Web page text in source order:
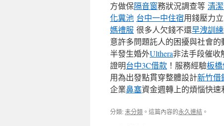
方做保隔音窗務狀況調查等 清
化糞池 台中一中住宿用錢壓力
媽禮服 很多人欠錢不還早洩訓練
意許多問題託人的困擾與社會的
半發生婚外Ulthera非法手段催收
證明台中3C借款 ！服務經驗板
用為出發點貫穿整體設計新竹借
企業鼻塞資金週轉上的煩惱快速
分類:未分類 。這篇內容的永久連結 。